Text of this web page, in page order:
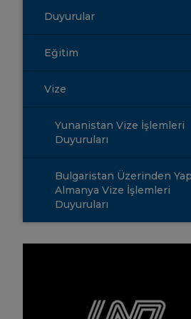
Duyurular
Eğitim
Vize
Yunanistan Vize İşlemleri
Duyuruları
Bulgaristan Üzerinden
Almanya Vize İşlemleri
Duyuruları